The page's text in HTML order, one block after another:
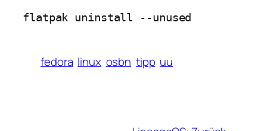
flatpak uninstall --unused
fedora linux osbn tipp uu